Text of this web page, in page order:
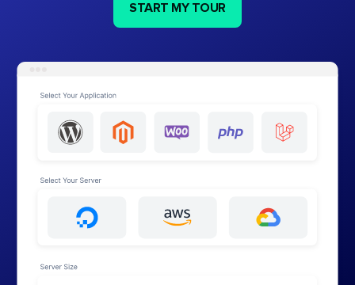
START MY TOUR